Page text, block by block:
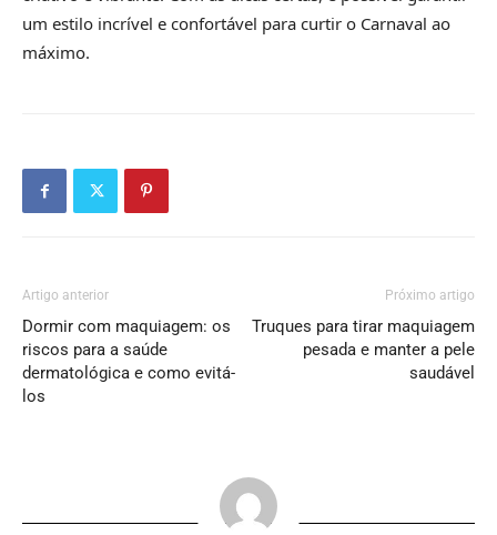
um estilo incrível e confortável para curtir o Carnaval ao
máximo.
Artigo anterior
Dormir com maquiagem: os
riscos para a saúde
dermatológica e como evitá-
los
Próximo artigo
Truques para tirar maquiagem
pesada e manter a pele
saudável